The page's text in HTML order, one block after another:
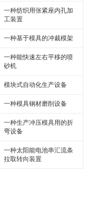
一种纺织用张紧座内孔加
工装置
一种基于模具的冲裁模架
一种能快速左右平移的喷
砂机
模块式自动化生产设备
一种模具钢材磨削设备
一种生产冲压模具用的折
弯设备
一种太阳能电池串汇流条
拉取转向装置